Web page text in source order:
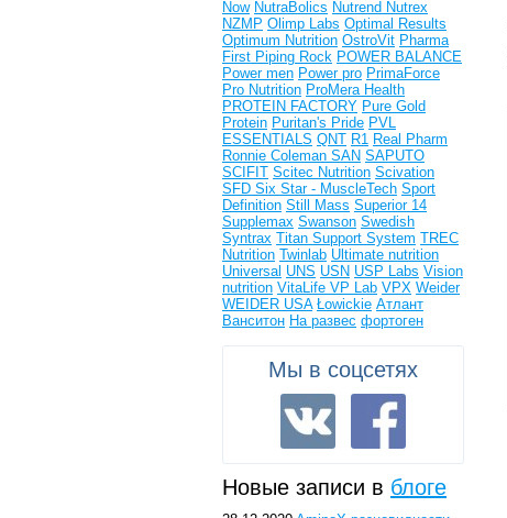
Now NutraBolics Nutrend Nutrex
NZMP Olimp Labs Optimal Results
Optimum Nutrition OstroVit Pharma
First Piping Rock POWER BALANCE
Power men Power pro PrimaForce
Pro Nutrition ProMera Health
PROTEIN FACTORY Pure Gold
Protein Puritan's Pride PVL
ESSENTIALS QNT R1 Real Pharm
Ronnie Coleman SAN SAPUTO
SCIFIT Scitec Nutrition Scivation
SFD Six Star - MuscleTech Sport
Definition Still Mass Superior 14
Supplemax Swanson Swedish
Syntrax Titan Support System TREC
Nutrition Twinlab Ultimate nutrition
Universal UNS USN USP Labs Vision
nutrition VitaLife VP Lab VPX Weider
WEIDER USA Łowickie Атлант
Ванситон На развес фортоген
Мы в соцсетях
Новые записи в блоге